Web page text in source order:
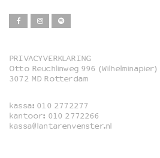
Film
Familie
Film in English
PRIVACYVERKLARING
Otto Reuchlinweg 996 (Wilhelminapier)
3072 MD Rotterdam
kassa: 010 2772277
kantoor: 010 2772266
kassa@lantarenvenster.nl